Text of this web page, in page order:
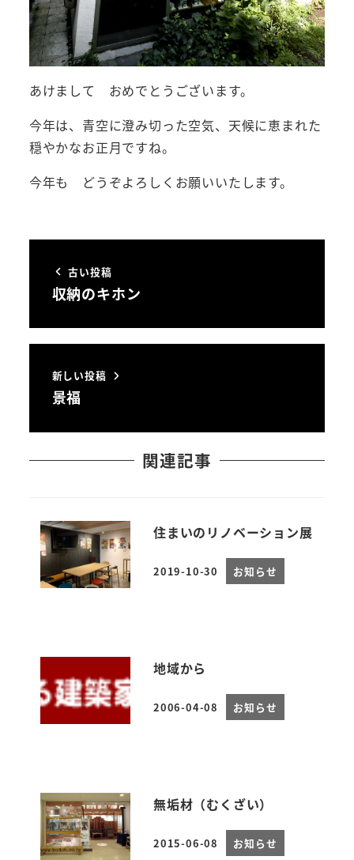
あけまして おめでとうございます。
今年は、青空に澄み切った空気、天候に恵まれた
穏やかなお正月ですね。
今年も どうぞよろしくお願いいたします。
古い投稿
収納のキホン
新しい投稿
景福
関連記事
住まいのリノベーション展
投稿日
2019-10-30 お知らせ
地域から
投稿日
2006-04-08 お知らせ
無垢材（むくざい）
投稿日
2015-06-08 お知らせ